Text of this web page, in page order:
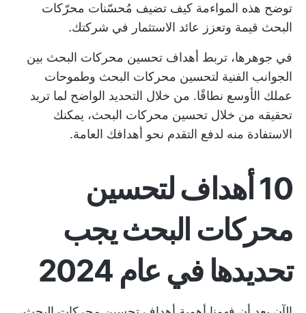
توضح هذه المواءمة كيف تضيف مُحسّنات محرّكات
البحث قيمة وتعزز عائد الاستثمار في شركتك.
في جوهرها، تربط أهداف تحسين محركات البحث بين
الجوانب الفنية لتحسين محركات البحث وطموحات
عملك الأوسع نطاقًا. من خلال التحديد الواضح لما تريد
تحقيقه من خلال تحسين محركات البحث، يمكنك
الاستفادة منه لدفع التقدم نحو أهدافك العامة.
10 أهداف لتحسين
محركات البحث يجب
تحديدها في عام 2024